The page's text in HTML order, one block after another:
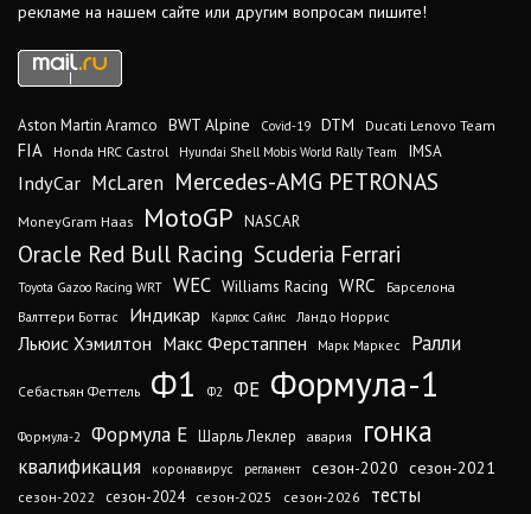
рекламе на нашем сайте или другим вопросам пишите!
Aston Martin Aramco BWT Alpine Covid-19 DTM Ducati Lenovo Team
FIA Honda HRC Castrol Hyundai Shell Mobis World Rally Team IMSA
IndyCar McLaren Mercedes-AMG PETRONAS
MoneyGram Haas MotoGP NASCAR
Oracle Red Bull Racing Scuderia Ferrari
Toyota Gazoo Racing WRT WEC Williams Racing WRC
Барселона
Валттери Боттас
Индикар Карлос Сайнс Ландо Норрис
Льюис Хэмилтон Макс Ферстаппен Марк Маркес Ралли
Себастьян Феттель Ф1 Ф2 ФЕ Формула-1
Формула-2 Формула Е Шарль Леклер авария гонка
квалификация коронавирус регламент сезон-2020 сезон-2021
сезон-2022 сезон-2024 сезон-2025 сезон-2026 тесты